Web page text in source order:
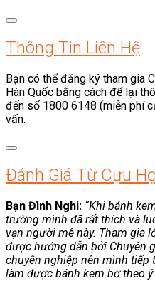
Thông Tin Liên Hệ
Bạn có thể đăng ký tham gia
Hàn Quốc bằng cách để lại
đến số 1800 6148 (miễn phí
vấn.
Đánh Giá Từ Cựu
Bạn Đình Nghi: “Khi bánh
trường mình đã rất thích và
vạn người mê này. Tham gia
được hướng dẫn bởi Chuyên
chuyên nghiệp nên mình tiếp
làm được bánh kem bơ theo ý